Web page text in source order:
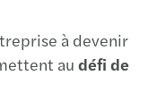
à devenir
audéfi de